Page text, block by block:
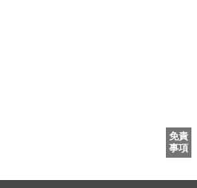
免責
事項